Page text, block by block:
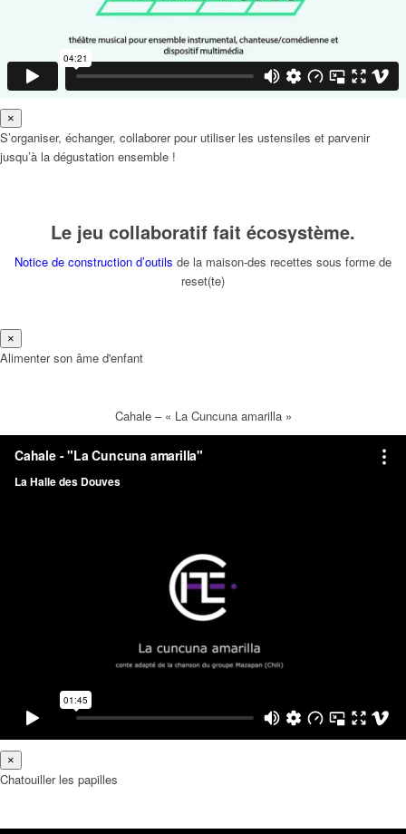
×
S’organiser, échanger, collaborer pour utiliser les ustensiles et parvenir
jusqu’à la dégustation ensemble !
Le jeu collaboratif fait écosystème.
Notice de construction d’outils de la maison-des recettes sous forme de
reset(te)
×
Alimenter son âme d'enfant
Cahale – « La Cuncuna amarilla »
×
Chatouiller les papilles